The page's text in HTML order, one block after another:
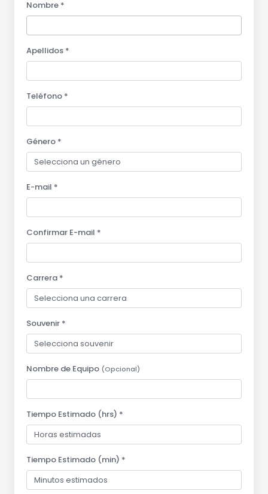
Nombre *
Apellidos *
Teléfono *
Género *
E-mail *
Confirmar E-mail *
Carrera *
Souvenir *
Nombre de Equipo (Opcional)
Tiempo Estimado (hrs) *
Tiempo Estimado (min) *